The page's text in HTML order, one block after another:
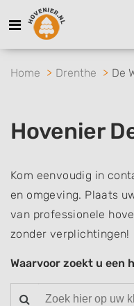
Home Drenthe De
Hovenier
Kom eenvoudig in
en omgeving. Plaats
van professionele
zonder verplichtingen!
Waarvoor zoekt u een